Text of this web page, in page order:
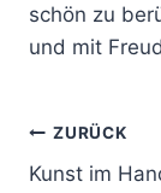
schön zu
und mit
ZURÜCK
Kunst im